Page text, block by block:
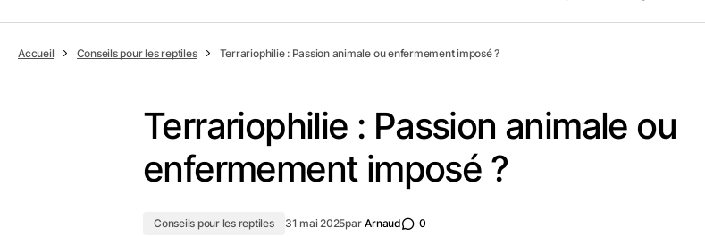
Accueil Conseils pour les reptiles Terrariophilie : Passion animale ou enfermement imposé ?
Terrariophilie : Passion animale ou
enfermement imposé ?
Conseils pour les reptiles 31 mai 2025par Arnaud 0